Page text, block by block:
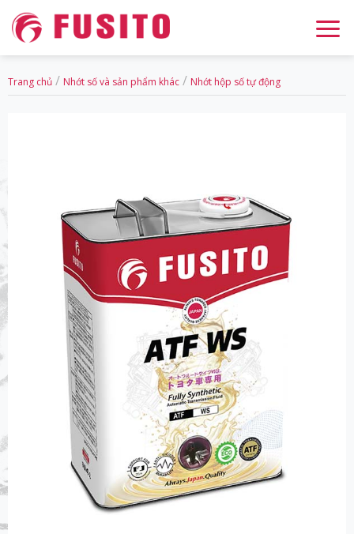
Skip
content
Trang chủ / Nhớt số và sản phẩm khác / Nhớt hộp số tự động